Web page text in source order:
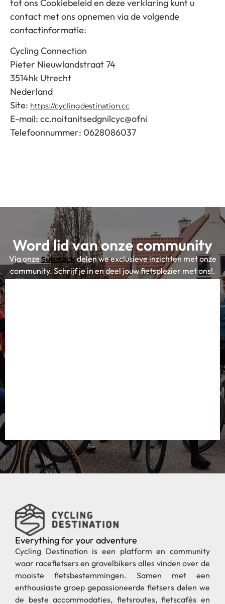
tot ons Cookiebeleid en deze verklaring kunt u
contact met ons opnemen via de volgende
contactinformatie:
Cycling Connection
Pieter Nieuwlandstraat 74
3514hk Utrecht
Nederland
Site: https://cyclingdestination.cc
E-mail: cc.noitanitsedgnilcyc@ofni
Telefoonnummer: 0628086037
Word lid van onze community
Via onze Substackdelen we exclusieve inzichten met onze
community. Schrijf je in en deel jouw fietsplezier met ons!.
Everything for your adventure
Cycling Destination is een platform en community
waar racefietsers en gravelbikers alles vinden over de
mooiste fietsbestemmingen. Samen met een
enthousiaste groep gepassioneerde fietsers delen we
de beste accommodaties, fietsroutes, fietscafés en